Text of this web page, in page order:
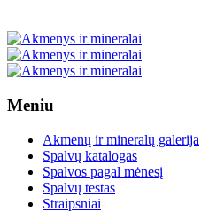
Meniu
Akmenų ir mineralų galerija
Spalvų katalogas
Spalvos pagal mėnesį
Spalvų testas
Straipsniai